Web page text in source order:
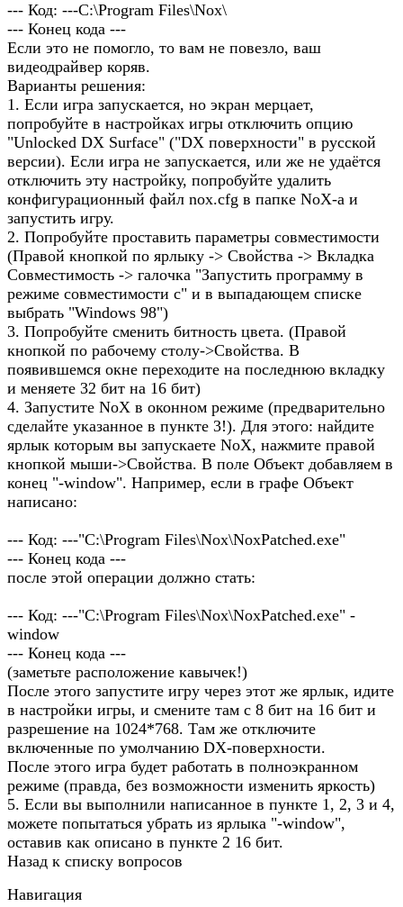
--- Код: ---C:\Program Files\Nox\
--- Конец кода ---
Если это не помогло, то вам не повезло, ваш
видеодрайвер коряв.
Варианты решения:
1. Если игра запускается, но экран мерцает,
попробуйте в настройках игры отключить опцию
"Unlocked DX Surface" ("DX поверхности" в русской
версии). Если игра не запускается, или же не удаётся
отключить эту настройку, попробуйте удалить
конфигурационный файл nox.cfg в папке NoX-а и
запустить игру.
2. Попробуйте проставить параметры совместимости
(Правой кнопкой по ярлыку -> Свойства -> Вкладка
Совместимость -> галочка "Запустить программу в
режиме совместимости с" и в выпадающем списке
выбрать "Windows 98")
3. Попробуйте сменить битность цвета. (Правой
кнопкой по рабочему столу->Свойства. В
появившемся окне переходите на последнюю вкладку
и меняете 32 бит на 16 бит)
4. Запустите NoX в оконном режиме (предварительно
сделайте указанное в пункте 3!). Для этого: найдите
ярлык которым вы запускаете NoX, нажмите правой
кнопкой мыши->Свойства. В поле Объект добавляем в
конец "-window". Например, если в графе Объект
написано:
--- Код: ---"C:\Program Files\Nox\NoxPatched.exe"
--- Конец кода ---
после этой операции должно стать:
--- Код: ---"C:\Program Files\Nox\NoxPatched.exe" -
window
--- Конец кода ---
(заметьте расположение кавычек!)
После этого запустите игру через этот же ярлык, идите
в настройки игры, и смените там с 8 бит на 16 бит и
разрешение на 1024*768. Там же отключите
включенные по умолчанию DX-поверхности.
После этого игра будет работать в полноэкранном
режиме (правда, без возможности изменить яркость)
5. Если вы выполнили написанное в пункте 1, 2, 3 и 4,
можете попытаться убрать из ярлыка "-window",
оставив как описано в пункте 2 16 бит.
Назад к списку вопросов
Навигация